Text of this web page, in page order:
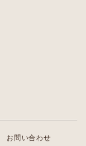
お問い合わせ